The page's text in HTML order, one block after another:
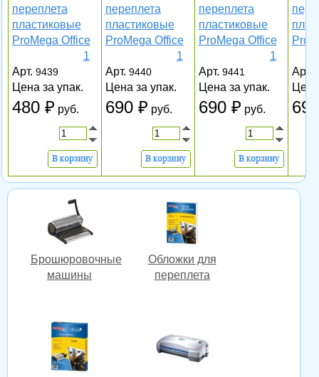
переплета
пластиковые
ProMega Office
1
Арт. 9439
Цена за упак.
480 руб.
переплета
пластиковые
ProMega Office
1
Арт. 9440
Цена за упак.
690 руб.
переплета
пластиковые
ProMega Office
1
Арт. 9441
Цена за упак.
690 руб.
Арт.
690
Брошюровочные
машины
Обложки для
переплета